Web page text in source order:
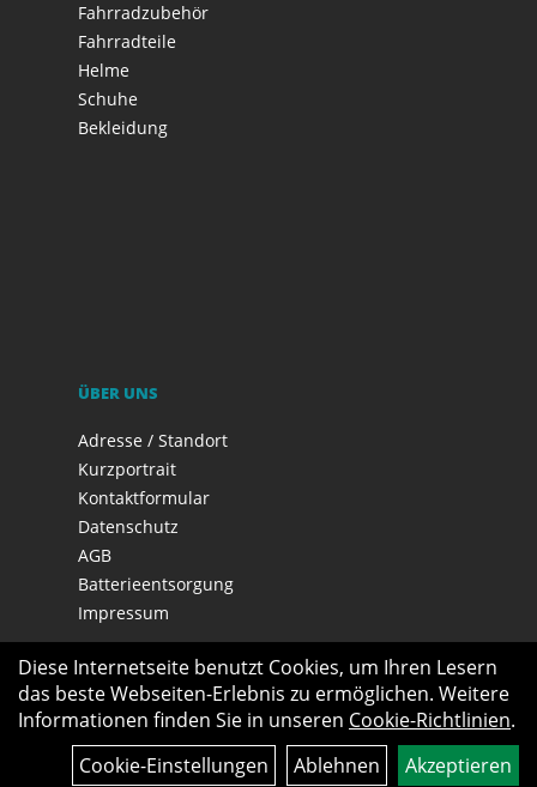
Fahrradzubehör
Fahrradteile
Helme
Schuhe
Bekleidung
ÜBER UNS
Adresse / Standort
Kurzportrait
Kontaktformular
Datenschutz
AGB
Batterieentsorgung
Impressum
Diese Internetseite benutzt Cookies, um Ihren Lesern
das beste Webseiten-Erlebnis zu ermöglichen. Weitere
Informationen finden Sie in unseren Cookie-Richtlinien.
Cookie-Einstellungen
Ablehnen Akzeptieren